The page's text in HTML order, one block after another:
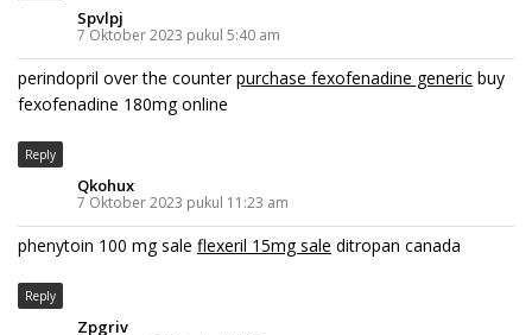
Spvlpj
7 Oktober 2023 pukul 5:40 am
perindopril over the counterpurchase fexofenadine generic buy
fexofenadine 180mg online
Reply
Qkohux
7 Oktober 2023 pukul 11:23 am
phenytoin 100 mg sale flexeril 15mg sale ditropan canada
Reply
Zpgriv